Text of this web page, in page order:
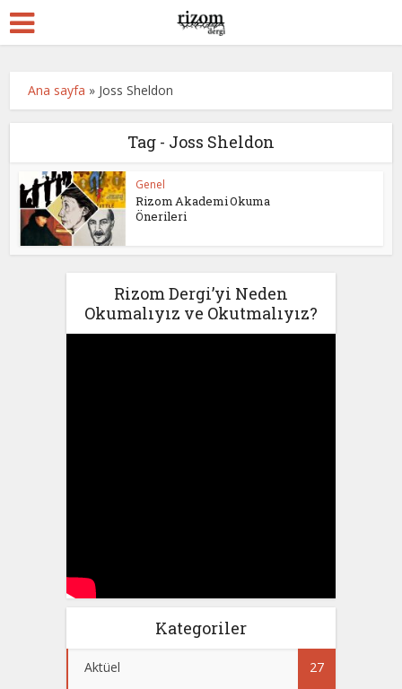
Ana sayfa » Joss Sheldon
Tag - Joss Sheldon
Genel
Rizom Akademi Okuma
Önerileri
Rizom Dergi’yi Neden
Okumalıyız ve Okutmalıyız?
Kategoriler
Aktüel 27